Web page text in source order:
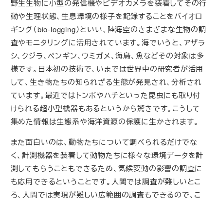
野生生物に小型の発信機やビデオカメラを装着してその行
動や生理状態、生息環境の様子を記録することをバイオロ
ギング（bio-logging）といい、陸海空のさまざまな生物の調
査やモニタリングに活用されています。海でいうと、アザラ
シ、クジラ、ペンギン、ウミガメ、海鳥、魚などその対象は多
様です。日本初の技術で、いまでは世界中の研究者が活用
して、生き物たちの知られざる生態が発見され、分析され
ています。最近ではトンボやハチといった昆虫にも取り付
けられる超小型機器もあるというから驚きです。こうして
集めた情報は生態系や海洋資源の保護に生かされます。
また面白いのは、動物たちについて調べられるだけでな
く、計測機器を装着して動物たちに様々な環境データを計
測してもらうこともできるため、気候変動の影響の調査に
も応用できるということです。人間では調査が難しいとこ
ろ、人間では実現が難しい広範囲の調査もできるので、こ